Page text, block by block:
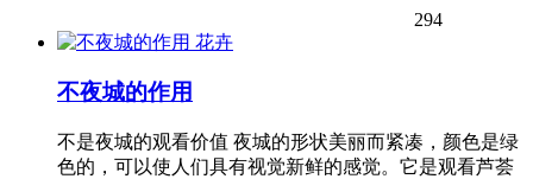
294
花卉
不夜城的作用
不是夜城的观看价值 夜城的形状美丽而紧凑，颜色是绿
色的，可以使人们具有视觉新鲜的感觉。它是观看芦荟